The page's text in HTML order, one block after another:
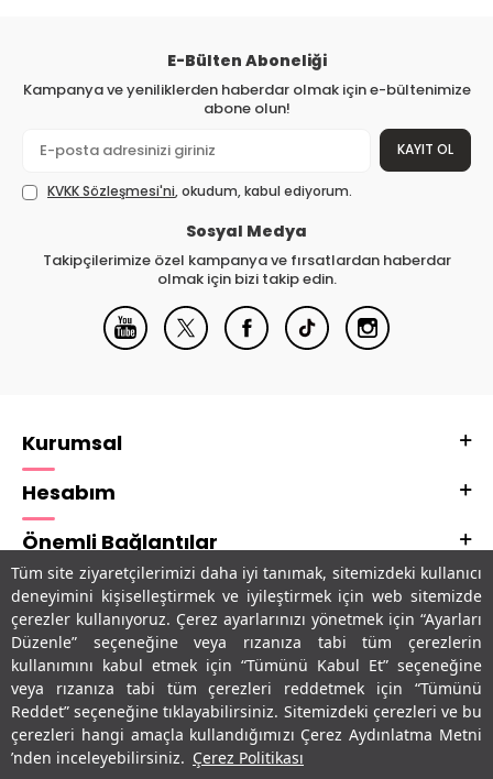
Tüm site ziyaretçilerimizi daha iyi tanımak, sitemizdeki kullanıcı
deneyimini kişiselleştirmek ve iyileştirmek için web sitemizde
çerezler kullanıyoruz. Çerez ayarlarınızı yönetmek için “Ayarları
Düzenle” seçeneğine veya rızanıza tabi tüm çerezlerin
kullanımını kabul etmek için “Tümünü Kabul Et” seçeneğine
veya rızanıza tabi tüm çerezleri reddetmek için “Tümünü
Reddet” seçeneğine tıklayabilirsiniz. Sitemizdeki çerezleri ve bu
çerezleri hangi amaçla kullandığımızı Çerez Aydınlatma Metni
’nden inceleyebilirsiniz. Çerez Politikası
E-Bülten Aboneliği
Kampanya ve yeniliklerden haberdar olmak için e-bültenimize
abone olun!
KAYIT OL
KVKK Sözleşmesi'ni, okudum, kabul ediyorum.
Sosyal Medya
Takipçilerimize özel kampanya ve fırsatlardan haberdar
olmak için bizi takip edin.
Kurumsal
Hesabım
Önemli Bağlantılar
Adres & İletişim
Uygulamalarımız